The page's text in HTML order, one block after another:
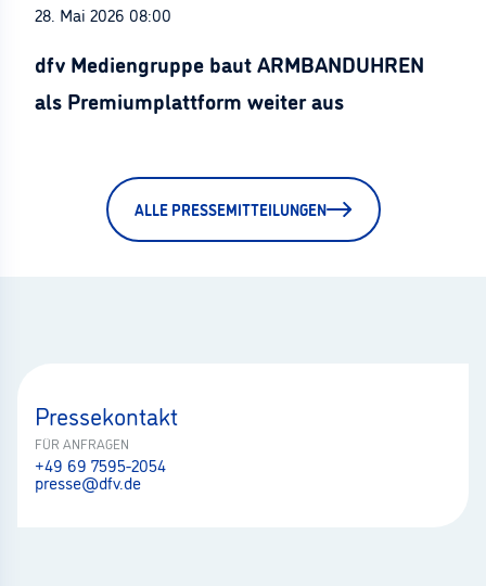
28. Mai 2026 08:00
dfv Mediengruppe baut ARMBANDUHREN
als Premiumplattform weiter aus
ALLE PRESSEMITTEILUNGEN
Pressekontakt
FÜR ANFRAGEN
+49 69 7595-2054
presse@dfv.de